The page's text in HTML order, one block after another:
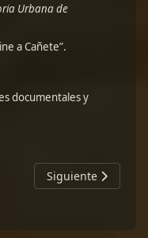
Urbana de
a Cañete”.
documentales y
oficio y marArtículo siguiente:
Siguiente